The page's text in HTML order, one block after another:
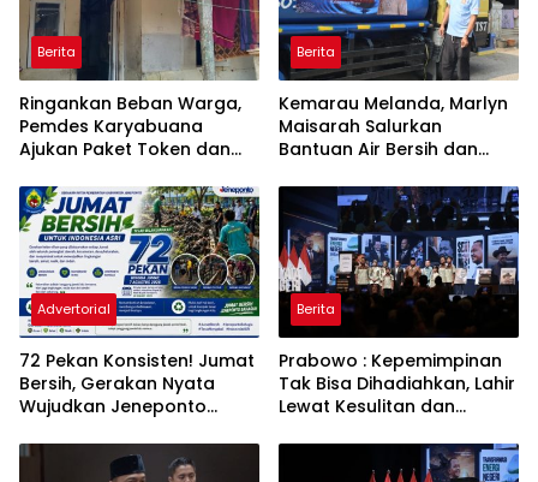
Berita
Ringankan Beban Warga,
Pemdes Karyabuana
Ajukan Paket Token dan
PLN
Berita
Kemarau Melanda, Marlyn
Maisarah Salurkan
Bantuan Air Bersih dan
Babakan Madang
Advertorial
72 Pekan Konsisten! Jumat
Bersih, Gerakan Nyata
Wujudkan Jeneponto
ASRI
Berita
Prabowo : Kepemimpinan
Tak Bisa Dihadiahkan, Lahir
Lewat Kesulitan dan